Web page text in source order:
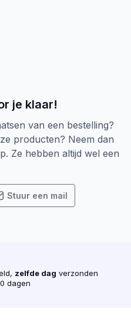
je klaar!
van een bestelling?
producten? Neem dan
Ze hebben altijd wel een
Stuur een mail
zelfde dag verzonden
dagen